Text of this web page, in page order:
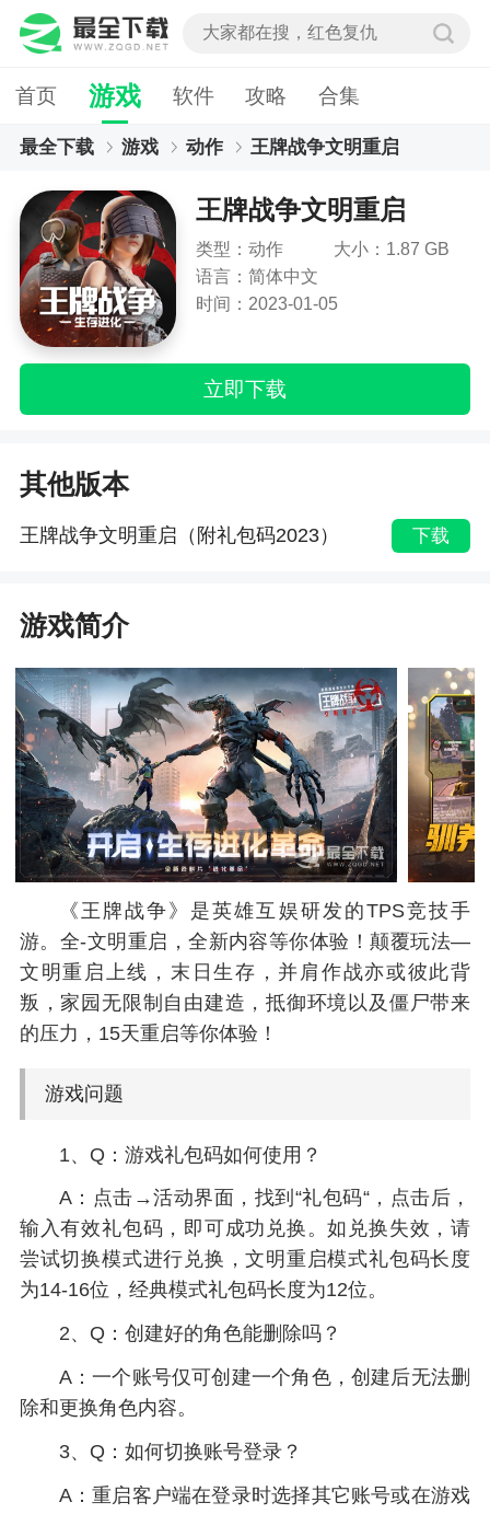
首页 游戏 软件 攻略 合集
最全下载 游戏 动作 王牌战争文明重启
王牌战争文明重启
类型：动作
大小：1.87 GB
语言：简体中文
时间：2023-01-05
立即下载
其他版本
王牌战争文明重启（附礼包码2023） 下载
游戏简介
《王牌战争》是英雄互娱研发的TPS竞技手
游。全-文明重启，全新内容等你体验！颠覆玩法—
文明重启上线，末日生存，并肩作战亦或彼此背
叛，家园无限制自由建造，抵御环境以及僵尸带来
的压力，15天重启等你体验！
游戏问题
1、Q：游戏礼包码如何使用？
A：点击→活动界面，找到“礼包码“，点击后，
输入有效礼包码，即可成功兑换。如兑换失效，请
尝试切换模式进行兑换，文明重启模式礼包码长度
为14-16位，经典模式礼包码长度为12位。
2、Q：创建好的角色能删除吗？
A：一个账号仅可创建一个角色，创建后无法删
除和更换角色内容。
3、Q：如何切换账号登录？
A：重启客户端在登录时选择其它账号或在游戏